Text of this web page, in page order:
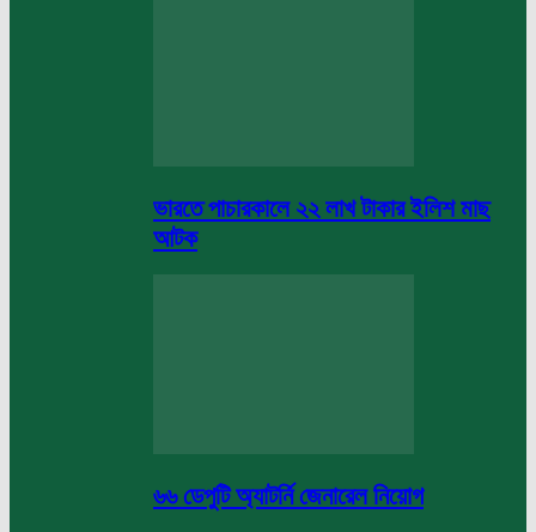
ভারতে পাচারকালে ২২ লাখ টাকার ইলিশ মাছ
আটক
৬৬ ডেপুটি অ্যাটর্নি জেনারেল নিয়োগ